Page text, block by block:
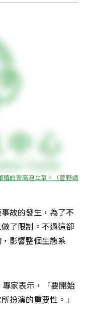
殖的背高泡立草。（菅野靖
故的發生，為了不
了限制。不過這卻
影響整個生態系
家表示，「要開始
扮演的重要性。」